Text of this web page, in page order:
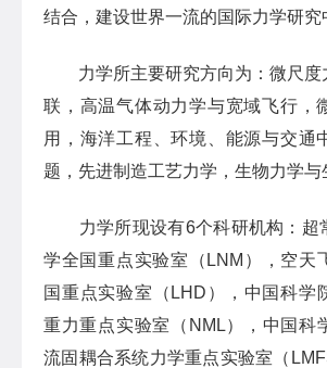
结合，建设世界一流的国际力学研究
力学所主要研究方向为：微尺度
联，高温气体动力学与宽域飞行，
用，海洋工程、环境、能源与交通
题，先进制造工艺力学，生物力学与
力学所现设有6个科研机构：超
学全国重点实验室（LNM），空天
国重点实验室（LHD），中国科学
重力重点实验室（NML），中国科
流固耦合系统力学重点实验室（